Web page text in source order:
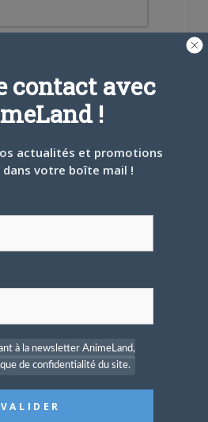
de moi
contact avec
!
actualités et promotions
votre boîte mail !
à la newsletter AnimeLand,
de confidentialité du site.